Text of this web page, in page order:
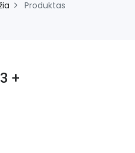
Produktas
+